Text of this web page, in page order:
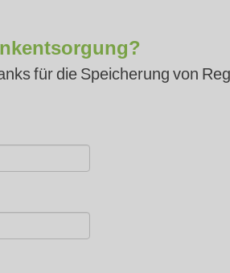
für die Speicherung von